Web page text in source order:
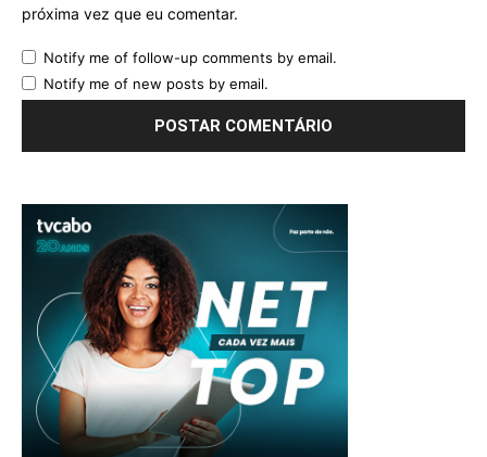
próxima vez que eu comentar.
Notify me of follow-up comments by email.
Notify me of new posts by email.